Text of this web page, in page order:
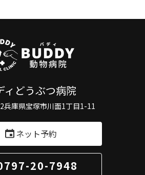
ィどうぶつ病院
兵庫県宝塚市川面1丁目1-11
ネット予約
20-7948